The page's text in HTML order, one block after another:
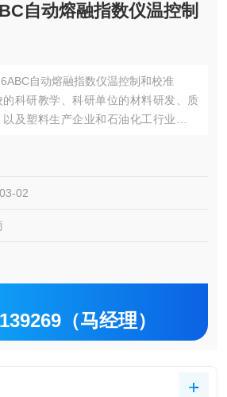
自动熔融指数仪温控制
自动熔融指数仪温控制和校准
科研教学、科研单位的材料研发、质
及塑料生产企业和石油化工行业的原
性；在汽车零部件领域，测试工程塑
02
（马经理）